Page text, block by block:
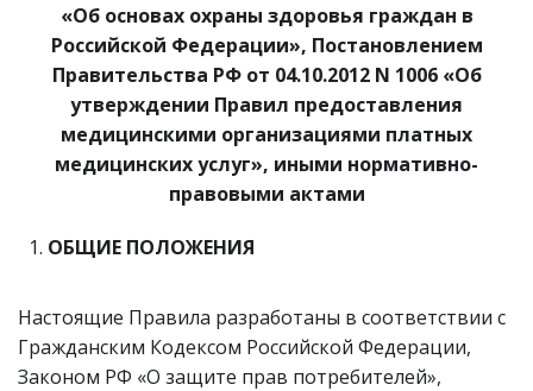
«Об основах охраны здоровья граждан в
Российской Федерации», Постановлением
Правительства РФ от 04.10.2012 N 1006 «Об
утверждении Правил предоставления
медицинскими организациями платных
медицинских услуг», иными нормативно-
правовыми актами
ОБЩИЕ ПОЛОЖЕНИЯ
Настоящие Правила разработаны в соответствии с
Гражданским Кодексом Российской Федерации,
Законом РФ «О защите прав потребителей»,